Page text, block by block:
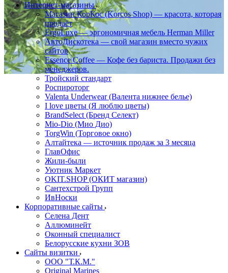
Интернет-магазины
Магазин КорКос (Korcos Shop) — красота, которая
продаёт
ErgoLuxe — эргономичная мебель Herman Miller
АвтоДискотека — свой магазин вместо чужих
сайтов
Essence Coffee — Кофе без бариста. Продажи без
менеджеров.
Тройский стандарт
Роспироторг
Valenta Underwear (Валента нижнее белье)
I love цветы (Я люблю цветы)
BrandSelect (Бренд Селект)
Mio-Dio (Мио Дио)
TorgWin (Торговое окно)
Алтайтека — источник продаж за 3 месяца
ГлавОфис
Жили-были
Уютник Маркет
OKIT.SHOP (ОКИТ магазин)
Сантехстрой Групп
ИвНоски
Корпоративные сайты
Селена Дент
Аллюминейт
Оконный специалист
Белорусские кухни ЗОВ
Сайты визитки
ООО "Т.К.М."
Original Marines